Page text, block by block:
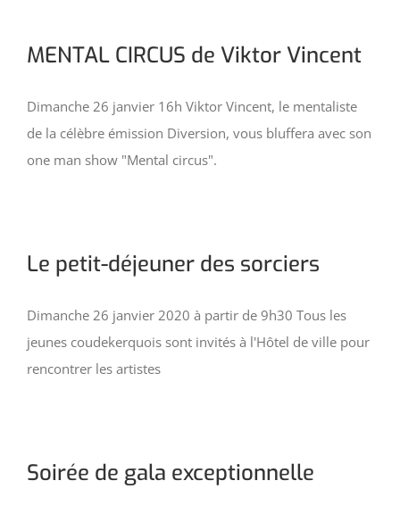
MENTAL CIRCUS de Viktor Vincent
Dimanche 26 janvier 16h Viktor Vincent, le mentaliste
de la célèbre émission Diversion, vous bluffera avec son
one man show "Mental circus".
Le petit-déjeuner des sorciers
Dimanche 26 janvier 2020 à partir de 9h30 Tous les
jeunes coudekerquois sont invités à l'Hôtel de ville pour
rencontrer les artistes
Soirée de gala exceptionnelle